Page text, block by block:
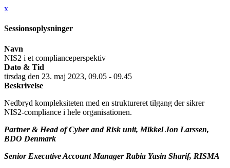
x
Sessionsoplysninger
Navn
NIS2 i et complianceperspektiv
Dato & Tid
tirsdag den 23. maj 2023, 09.05 - 09.45
Beskrivelse
Nedbryd kompleksiteten med en struktureret tilgang der sikrer
NIS2-compliance i hele organisationen.
Partner & Head of Cyber and Risk unit, Mikkel Jon Larssen,
BDO Denmark
Senior Executive Account Manager Rabia Yasin Sharif, RISMA